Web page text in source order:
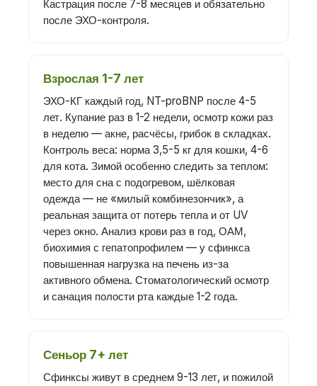
Кастрация после 7-8 месяцев и обязательно
после ЭХО-контроля.
Взрослая 1-7 лет
ЭХО-КГ каждый год, NT-proBNP после 4-5
лет. Купание раз в 1-2 недели, осмотр кожи раз
в неделю — акне, расчёсы, грибок в складках.
Контроль веса: норма 3,5-5 кг для кошки, 4-6
для кота. Зимой особенно следить за теплом:
место для сна с подогревом, шёлковая
одежда — не «милый комбинезончик», а
реальная защита от потерь тепла и от UV
через окно. Анализ крови раз в год, ОАМ,
биохимия с гепатопрофилем — у сфинкса
повышенная нагрузка на печень из-за
активного обмена. Стоматологический осмотр
и санация полости рта каждые 1-2 года.
Сеньор 7+ лет
Сфинксы живут в среднем 9-13 лет, и пожилой